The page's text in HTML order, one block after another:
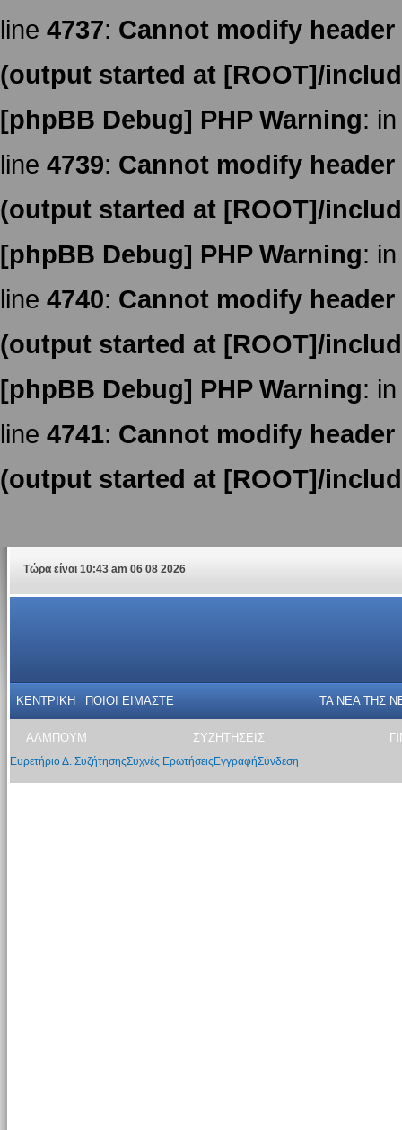
line 4737: Cannot modify
(output started at [ROOT]/
[phpBB Debug] PHP Warning:
line 4739: Cannot modify
(output started at [ROOT]/
[phpBB Debug] PHP Warning:
line 4740: Cannot modify
(output started at [ROOT]/
[phpBB Debug] PHP Warning:
line 4741: Cannot modify
(output started at [ROOT]/
Τώρα είναι 10:43 am 06 08 2026
ΚΕΝΤΡΙΚΗ ΠΟΙΟΙ ΕΙΜΑΣΤΕ ΤΑ ΝΕΑ THΣ
ΑΛΜΠΟΥΜ ΣΥΖΗΤΗΣΕΙΣ
Ευρετήριο Δ. ΣυζήτησηςΣυχνές Ερωτήσεις ΕγγραφήΣύνδεση